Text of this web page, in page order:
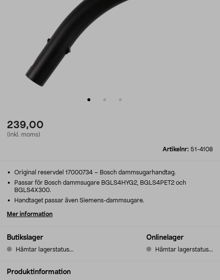
239,00
(inkl. moms)
Artikelnr: 51-4108
Butikslager
Hämtar lagerstatus...
Onlinelager
Hämtar lagerstatus...
Original reservdel 17000734 – Bosch dammsugarhandtag.
Passar för Bosch dammsugare BGLS4HYG2, BGLS4PET2 och
BGLS4X300.
Handtaget passar även Siemens-dammsugare.
Mer information
Produktinformation